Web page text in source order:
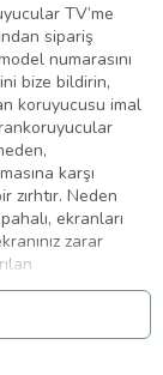
TV’me
sipariş
numarasını
bize bildirin,
koruyucusu imal
karşı
zırhtır. Neden
ekranları
zarar
televizyonun
tüm
kurtarır